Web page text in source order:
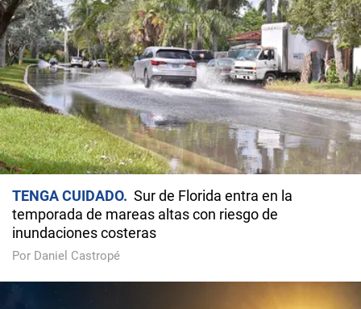
TENGA CUIDADO
Sur de Florida entra en la
temporada de mareas altas con riesgo de
inundaciones costeras
Por Daniel Castropé